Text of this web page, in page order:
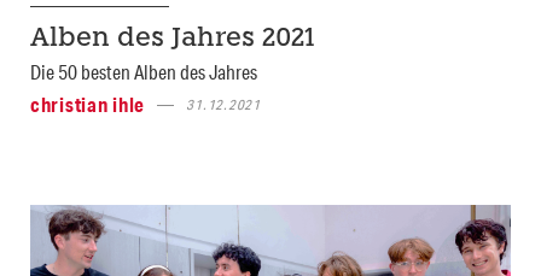
Alben des Jahres 2021
Die 50 besten Alben des Jahres
christian ihle
31.12.2021